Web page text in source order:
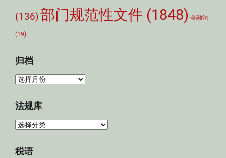
(136)部门规范性文件 (1848) 金融法
(19)
归档
归
法规库
法
库
税语